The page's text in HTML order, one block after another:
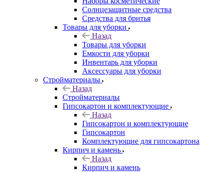
Солнцезащитные средства
Средства для бритья
Товары для уборки
Назад
Товары для уборки
Емкости для уборки
Инвентарь для уборки
Аксессуары для уборки
Стройматериалы
Назад
Стройматериалы
Гипсокартон и комплектующие
Назад
Гипсокартон и комплектующие
Гипсокартон
Комплектующие для гипсокартона
Кирпич и камень
Назад
Кирпич и камень